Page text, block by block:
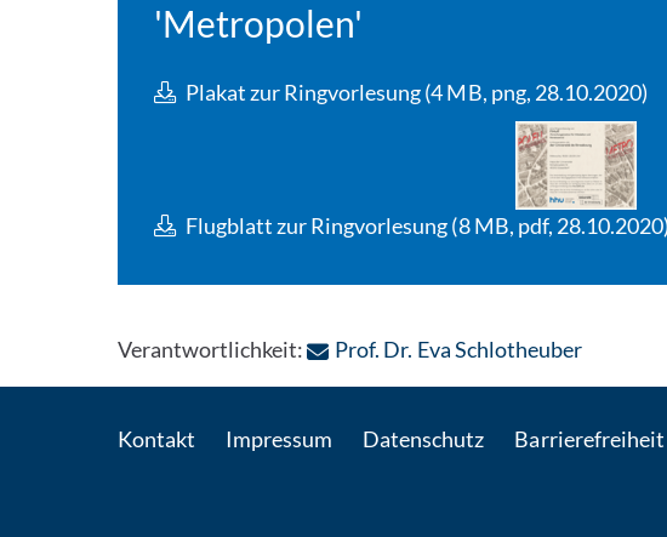
'Metropolen'
Plakat zur Ringvorlesung (4 MB, png, 28.10.2020)
Flugblatt zur Ringvorlesung (8 MB, pdf, 28.10.2020)
Verantwortlichkeit: Prof. Dr. Eva Schlotheuber: Per E-
Kontakt Impressum Datenschutz Barrierefreiheit